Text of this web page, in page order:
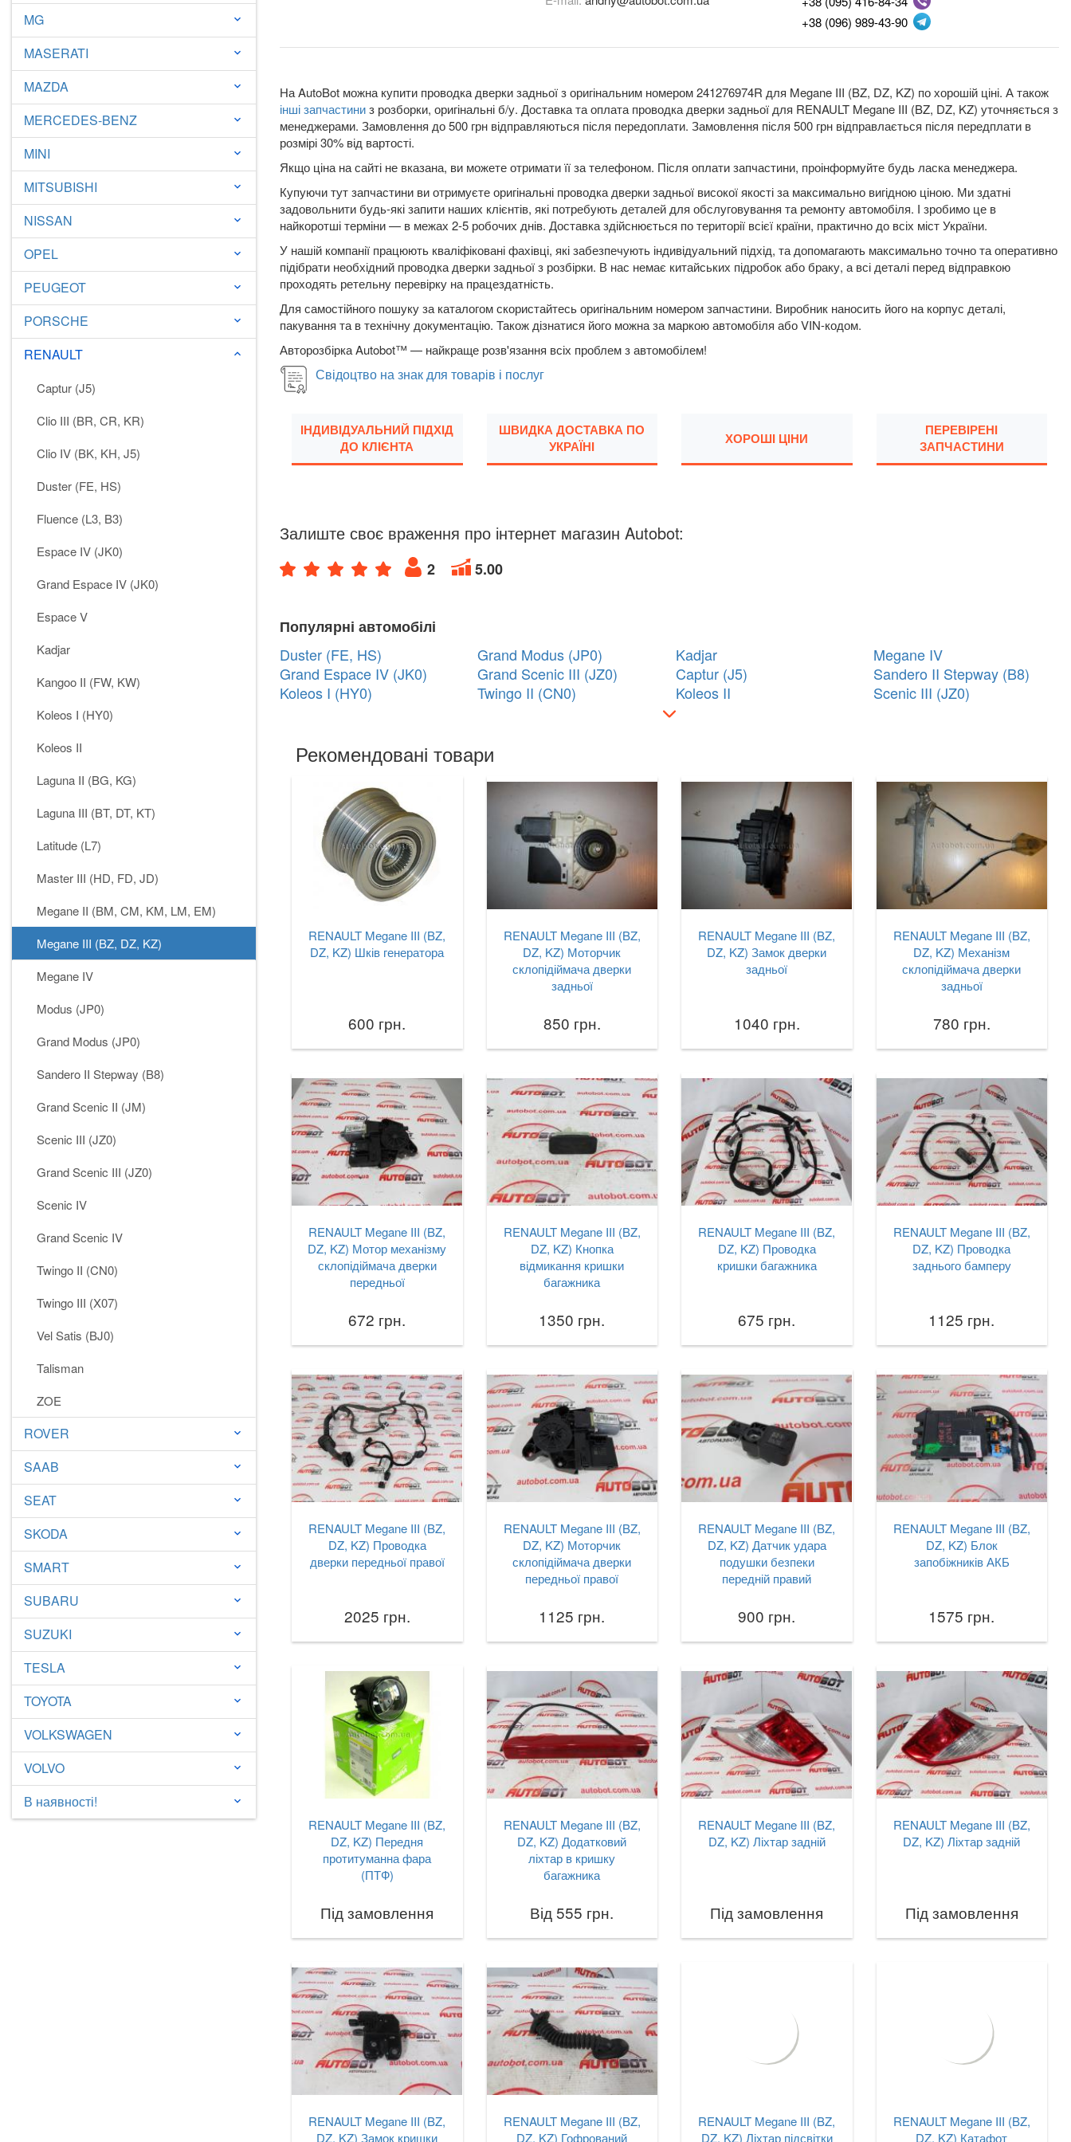
MG keyboard_arrow_down
MASERATI keyboard_arrow_down
MAZDA keyboard_arrow_down
MERCEDES-BENZ keyboard_arrow_down
MINI keyboard_arrow_down
MITSUBISHI keyboard_arrow_down
NISSAN keyboard_arrow_down
OPEL keyboard_arrow_down
PEUGEOT keyboard_arrow_down
PORSCHE keyboard_arrow_down
RENAULT keyboard_arrow_down
Captur (J5)
Clio III (BR, CR, KR)
Clio IV (BK, KH, J5)
Duster (FE, HS)
Fluence (L3, B3)
Espace IV (JK0)
Grand Espace IV (JK0)
Espace V
Kadjar
Kangoo II (FW, KW)
Koleos I (HY0)
Koleos II
Laguna II (BG, KG)
Laguna III (BT, DT, KT)
Latitude (L7)
Master III (HD, FD, JD)
Megane II (BM, CM, KM, LM, EM)
Megane III (BZ, DZ, KZ)
Megane IV
Modus (JP0)
Grand Modus (JP0)
Sandero II Stepway (B8)
Grand Scenic II (JM)
Scenic III (JZ0)
Grand Scenic III (JZ0)
Scenic IV
Grand Scenic IV
Twingo II (CN0)
Twingo III (X07)
Vel Satis (BJ0)
Talisman
ZOE
ROVER keyboard_arrow_down
SAAB keyboard_arrow_down
SEAT keyboard_arrow_down
SKODA keyboard_arrow_down
SMART keyboard_arrow_down
SUBARU keyboard_arrow_down
SUZUKI keyboard_arrow_down
TESLA keyboard_arrow_down
TOYOTA keyboard_arrow_down
VOLKSWAGEN keyboard_arrow_down
VOLVO keyboard_arrow_down
В наявності! keyboard_arrow_down
+38 (096) 989-43-90
На AutoBot можна купити проводка дверки задньої з оригінальним номером 241276974R для Megane III (BZ, DZ, KZ) по хорошій ціні. А також
інші запчастиниз розборки, оригінальні б/у. Доставка та оплата проводка дверки задньої для RENAULT Megane III (BZ, DZ, KZ) уточняється з
менеджерами. Замовлення до 500 грн відправляються після передоплати. Замовлення після 500 грн відправлається після передплати в
розмірі 30% від вартості.
Якщо ціна на сайті не вказана, ви можете отримати її за телефоном. Після оплати запчастини, проінформуйте будь ласка менеджера.
Купуючи тут запчастини ви отримуєте оригінальні проводка дверки задньої високої якості за максимально вигідною ціною. Ми здатні
задовольнити будь-які запити наших клієнтів, які потребують деталей для обслуговування та ремонту автомобіля. І зробимо це в
найкоротші терміни — в межах 2-5 робочих днів. Доставка здійснюється по території всієї країни, практично до всіх міст України.
У нашій компанії працюють кваліфіковані фахівці, які забезпечують індивідуальний підхід, та допомагають максимально точно та оперативно
підібрати необхідний проводка дверки задньої з розбірки. В нас немає китайських підробок або браку, а всі деталі перед відправкою
проходять ретельну перевірку на працездатність.
Для самостійного пошуку за каталогом скористайтесь оригінальним номером запчастини. Виробник наносить його на корпус деталі,
пакування та в технічну документацію. Також дізнатися його можна за маркою автомобіля або VIN-кодом.
Авторозбірка Autobot™ — найкраще розв'язання всіх проблем з автомобілем!
Свідоцтво на знак для товарів і послуг
ІНДИВІДУАЛЬНИЙ ПІДХІД
ДО КЛІЄНТА
ШВИДКА ДОСТАВКА ПО
УКРАЇНІ
ХОРОШІ ЦІНИ
ПЕРЕВІРЕНІ
ЗАПЧАСТИНИ
Залиште своє враження про інтернет магазин Autobot:
2 5.00
Популярні автомобілі
Duster (FE, HS)
Grand Espace IV (JK0)
Koleos I (HY0)
Grand Modus (JP0)
Grand Scenic III (JZ0)
Twingo II (CN0)
Kadjar
Captur (J5)
Koleos II
Megane IV
Sandero II Stepway (B8)
Scenic III (JZ0)
Рекомендовані товари
RENAULT Megane III (BZ,
DZ, KZ) Шків генератора
600 грн.
RENAULT Megane III (BZ,
DZ, KZ) Моторчик
склопідіймача дверки
задньої
850 грн.
RENAULT Megane III (BZ,
DZ, KZ) Замок дверки
задньої
1040 грн.
RENAULT Megane III (BZ,
DZ, KZ) Механізм
склопідіймача дверки
задньої
780 грн.
RENAULT Megane III (BZ,
DZ, KZ) Мотор механізму
склопідіймача дверки
передньої
672 грн.
RENAULT Megane III (BZ,
DZ, KZ) Кнопка
відмикання кришки
багажника
1350 грн.
RENAULT Megane III (BZ,
DZ, KZ) Проводка
кришки багажника
675 грн.
RENAULT Megane III (BZ,
DZ, KZ) Проводка
заднього бамперу
1125 грн.
RENAULT Megane III (BZ,
DZ, KZ) Проводка
дверки передньої правої
2025 грн.
RENAULT Megane III (BZ,
DZ, KZ) Моторчик
склопідіймача дверки
передньої правої
1125 грн.
RENAULT Megane III (BZ,
DZ, KZ) Датчик удара
подушки безпеки
передній правий
900 грн.
RENAULT Megane III (BZ,
DZ, KZ) Блок
запобіжників АКБ
1575 грн.
RENAULT Megane III (BZ,
DZ, KZ) Передня
протитуманна фара
(ПТФ)
Під замовлення
RENAULT Megane III (BZ,
DZ, KZ) Додатковий
ліхтар в кришку
багажника
Від 555 грн.
RENAULT Megane III (BZ,
DZ, KZ) Ліхтар задній
Під замовлення
RENAULT Megane III (BZ,
DZ, KZ) Ліхтар задній
Під замовлення
RENAULT Megane III (BZ,
DZ, KZ) Замок кришки
RENAULT Megane III (BZ,
DZ, KZ) Гофрований
RENAULT Megane III (BZ,
DZ, KZ) Ліхтар підсвітки
RENAULT Megane III (BZ,
DZ, KZ) Катафот